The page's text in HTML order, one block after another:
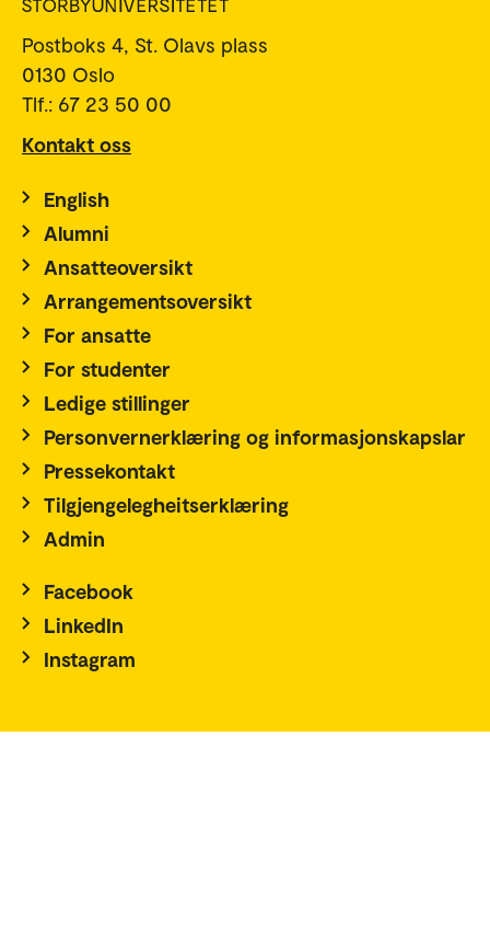
Postboks 4, St. Olavs plass
0130 Oslo
Tlf.: 67 23 50 00
Kontakt oss
English
Alumni
Ansatteoversikt
Arrangementsoversikt
For ansatte
For studenter
Ledige stillinger
Personvernerklæring og informasjonskapslar
Pressekontakt
Tilgjengelegheitserklæring
Admin
Facebook
LinkedIn
Instagram